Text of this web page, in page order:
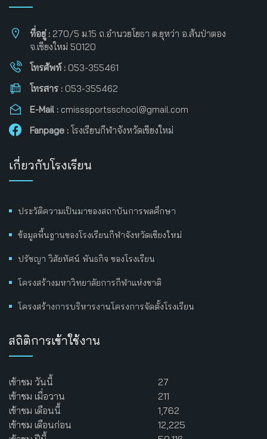
ที่อยู่ : 270/5 ม.15 ถ.อำนวยโยธา ต.ยุหว่า อ.สันป่าตอง
จ.เชียงใหม่ 50120
โทรศัพท์ : 053-355461
โทรสาร : 053-355462
E-Mail : cmisssportsschool@gmail.com
Fanpage : โรงเรียนกีฬาจังหวัดเชียงใหม่
เกี่ยวกับโรงเรียน
ประวัติความเป็นมาของสถาบันการพลศึกษา
ข้อมูลพื้นฐานของโรงเรียนกีฬาจังหวัดเชียงใหม่
ปรัชญา วิสัยทัศน์ พันธกิจ ของโรงเรียน
โครงสร้างมหาวิทยาลัยการกีฬาแห่งชาติ
โครงสร้างการบริหารงานโครงการจัดตั้งโรงเรียน
สถิติการเข้าใช้งาน
เข้าชม วันนี้
27
เข้าชม เมื่อวาน
211
เข้าชม เดือนนี้
1,762
เข้าชม เดือนก่อน
12,225